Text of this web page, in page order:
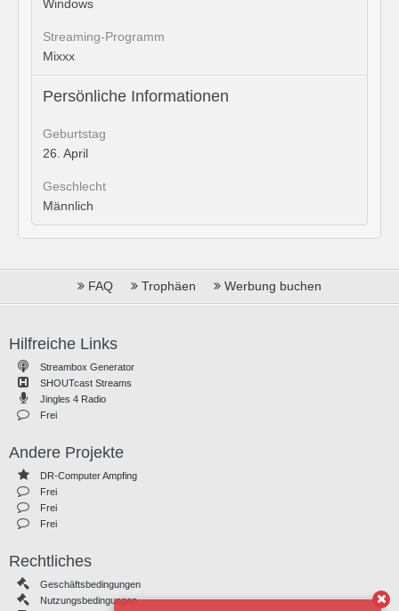
Windows
Streaming-Programm
Mixxx
Persönliche Informationen
Geburtstag
26. April
Geschlecht
Männlich
FAQ Trophäen Werbung buchen
Hilfreiche Links
Streambox Generator
SHOUTcast Streams
Jingles 4 Radio
Frei
Andere Projekte
DR-Computer Ampfing
Frei
Frei
Frei
Rechtliches
Geschäftsbedingungen
Nutzungsbedingungen